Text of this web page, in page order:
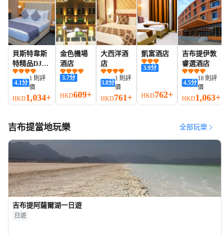
貝斯特韋斯
特精品DJ酒
店
4.1分
1 則評
價
HKD1,034+
金色機場
酒店
3.7分
HKD609+
大西洋酒
店
3.8分
1 則評
價
HKD761+
凱富酒店
3.9分
HKD762+
吉布提伊敦
睿選酒店
4.5分
18 則評
價
HKD1,063+
吉布提當地玩樂 全部玩樂
吉布提阿薩爾湖一日遊
日遊